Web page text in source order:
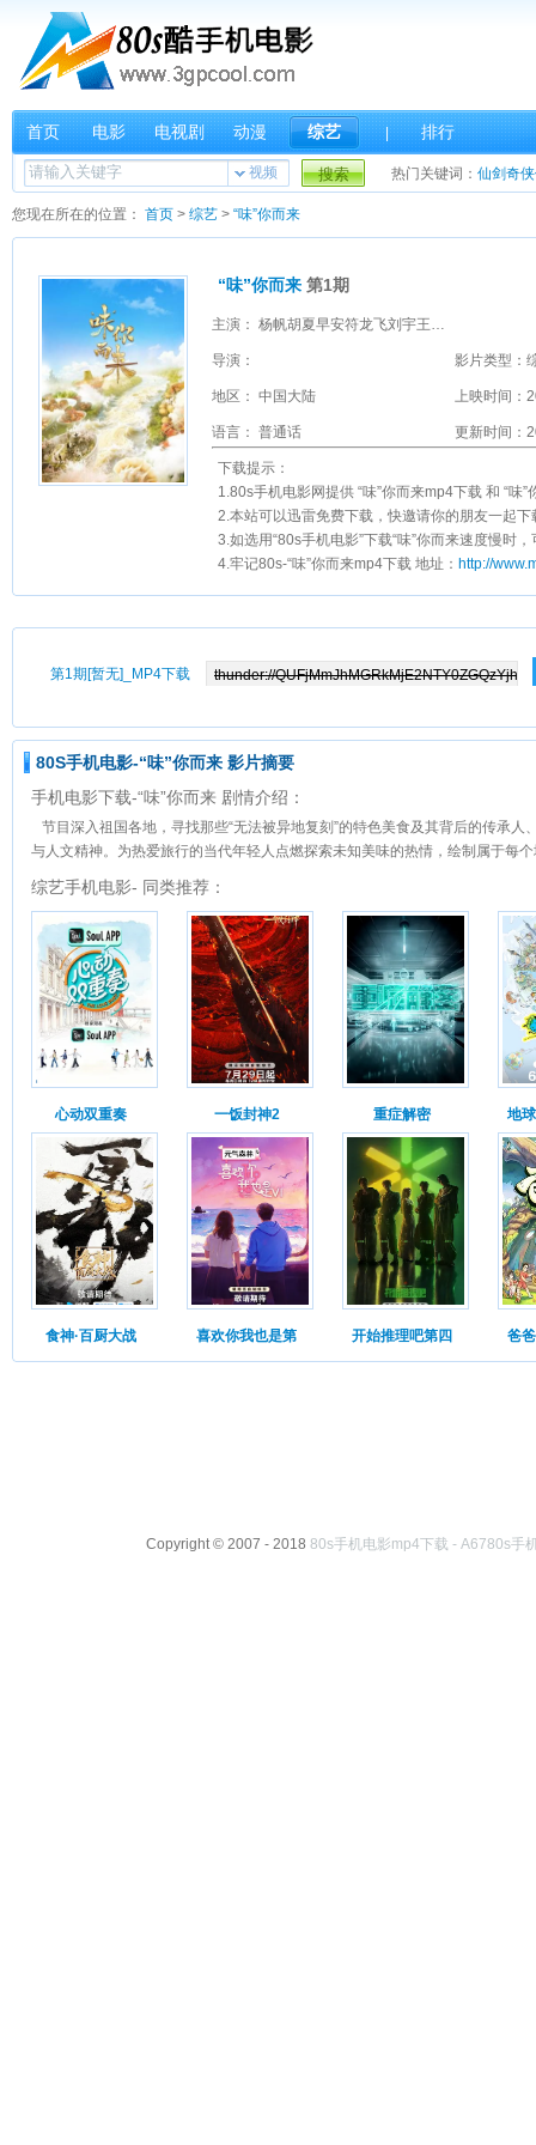
首页 电影 电视剧 动漫 综艺 排行
视频 搜索 热门关键词： 仙剑奇
您现在所在的位置： 首页 > 综艺 > “味”你而来
“味”你而来 第1期
主演： 杨帆胡夏早安符龙飞刘宇王赫野
导演： 影片类型：
地区： 中国大陆 上映时间：
语言： 普通话 更新时间：
下载提示：
1.80s手机电影网提供 “味”你而来mp4下载 和 “味
2.本站可以迅雷免费下载，快邀请你的朋友一起下
3.如选用“80s手机电影”下载“味”你而来速度慢时
4.牢记80s-“味”你而来mp4下载 地址： http://
第1期[暂无]_MP4下载
80S手机电影-“味”你而来 影片摘要
手机电影下载-“味”你而来 剧情介绍：
节目深入祖国各地，寻找那些“无法被异地复刻”的特色美食及其背后的传承
与人文精神。为热爱旅行的当代年轻人点燃探索未知美味的热情，绘制属于每
综艺手机电影- 同类推荐：
心动双重奏 一饭封神2 重症解密 地
食神·百厨大战 喜欢你我也是第 开始推理吧第四 爸
Copyright © 2007 - 2018 80s手机电影mp4下载 - A6780s手